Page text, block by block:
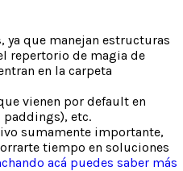
, ya que manejan estructuras
repertorio de magia de
en la carpeta
vienen por default en
paddings), etc.
sumamente importante,
tiempo en soluciones
acá puedes saber más